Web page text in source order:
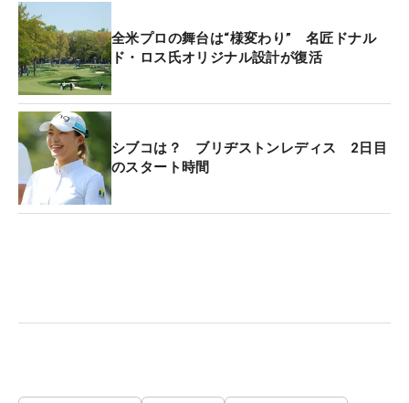
全米プロの舞台は“様変わり” 名匠ドナル
ド・ロス氏オリジナル設計が復活
シブコは？ ブリヂストンレディス 2日目
のスタート時間